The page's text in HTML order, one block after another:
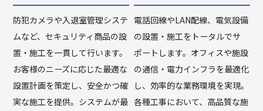
防犯カメラや入退室管理システ
ムなど、セキュリティ商品の設
置・施工を一貫して行います。
お客様のニーズに応じた最適な
設置計画を策定し、安全かつ確
実な施工を提供。システムが最
電話回線やLAN配線、電気設備
の設置・施工をトータルでサ
ポートします。オフィスや施設
の通信・電力インフラを最適化
し、効率的な業務環境を実現。
各種工事において、高品質な施